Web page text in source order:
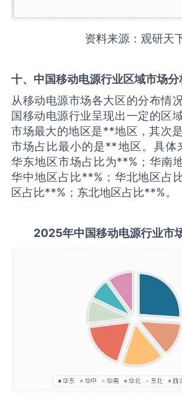
资料来源：观研天
十、中国移动电源行业区域市场分
从移动电源市场各大区的分布情
国移动电源行业呈现出一定的区
市场最大的地区是**地区，其次
市场占比最小的是**地区。具体
华东地区市场占比为**%；华南
华中地区占比**%；华北地区占
区占比**%；东北地区占比**%。
2025年中国移动电源行业市